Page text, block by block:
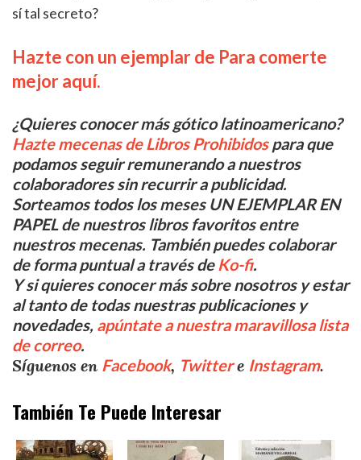
sí tal secreto?
Hazte con un ejemplar de Para comerte
mejor aquí.
¿Quieres conocer más gótico latinoamericano?
Hazte mecenas de Libros Prohibidospara que
podamos seguir remunerando a nuestros
colaboradores sin recurrir a publicidad.
Sorteamos todos los meses UN EJEMPLAR EN
PAPEL de nuestros libros favoritos entre
nuestros mecenas. También puedes colaborar
de forma puntual a través de Ko-fi.
Y si quieres conocer más sobre nosotros y estar
al tanto de todas nuestras publicaciones y
novedades, apúntate a nuestra maravillosa lista
de correo.
Síguenos en Facebook, Twittere Instagram.
También Te Puede Interesar